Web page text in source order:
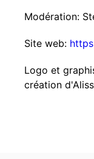
Modération:
Site web:
Logo et
création